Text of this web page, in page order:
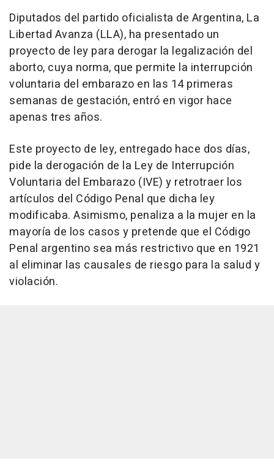
Diputados del partido oficialista de Argentina, La
Libertad Avanza (LLA), ha presentado un
proyecto de ley para derogar la legalización del
aborto, cuya norma, que permite la interrupción
voluntaria del embarazo en las 14 primeras
semanas de gestación, entró en vigor hace
apenas tres años.
Este proyecto de ley, entregado hace dos días,
pide la derogación de la Ley de Interrupción
Voluntaria del Embarazo (IVE) y retrotraer los
artículos del Código Penal que dicha ley
modificaba. Asimismo, penaliza a la mujer en la
mayoría de los casos y pretende que el Código
Penal argentino sea más restrictivo que en 1921
al eliminar las causales de riesgo para la salud y
violación.